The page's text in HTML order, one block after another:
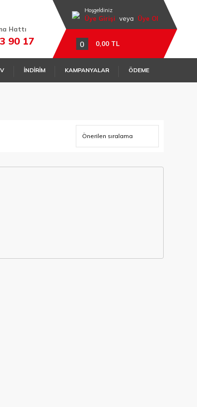
Hattı
90 17
Hoşgeldiniz
Üye Girişi veya Üye Ol
0 0,00 TL
İNDİRİM KAMPANYALAR ÖDEME